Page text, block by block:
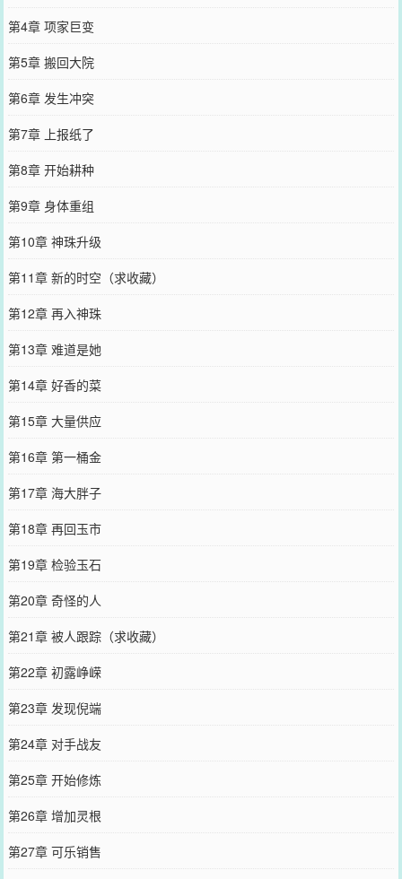
第4章 项家巨变
第5章 搬回大院
第6章 发生冲突
第7章 上报纸了
第8章 开始耕种
第9章 身体重组
第10章 神珠升级
第11章 新的时空（求收藏）
第12章 再入神珠
第13章 难道是她
第14章 好香的菜
第15章 大量供应
第16章 第一桶金
第17章 海大胖子
第18章 再回玉市
第19章 检验玉石
第20章 奇怪的人
第21章 被人跟踪（求收藏）
第22章 初露峥嵘
第23章 发现倪端
第24章 对手战友
第25章 开始修炼
第26章 增加灵根
第27章 可乐销售